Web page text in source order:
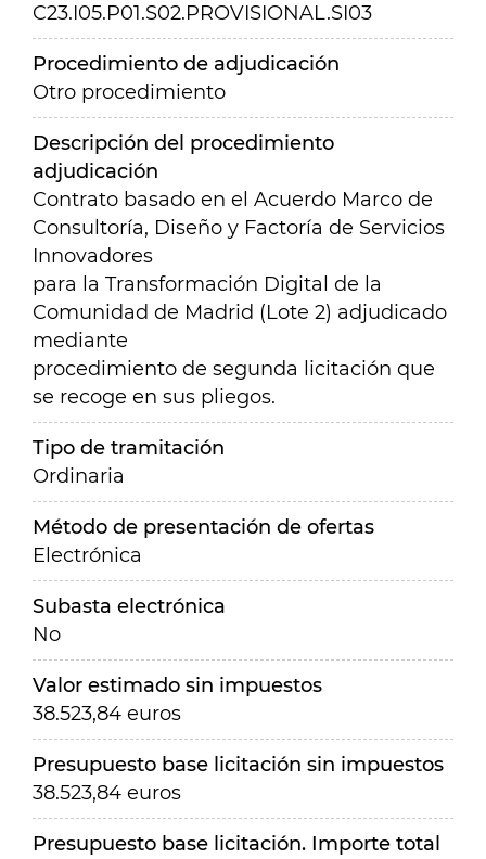
C23.I05.P01.S02.PROVISIONAL.SI03
Procedimiento de adjudicación
Otro procedimiento
Descripción del procedimiento
adjudicación
Contrato basado en el Acuerdo Marco de
Consultoría, Diseño y Factoría de Servicios
Innovadores
para la Transformación Digital de la
Comunidad de Madrid (Lote 2) adjudicado
mediante
procedimiento de segunda licitación que
se recoge en sus pliegos.
Tipo de tramitación
Ordinaria
Método de presentación de ofertas
Electrónica
Subasta electrónica
No
Valor estimado sin impuestos
38.523,84 euros
Presupuesto base licitación sin impuestos
38.523,84 euros
Presupuesto base licitación. Importe total